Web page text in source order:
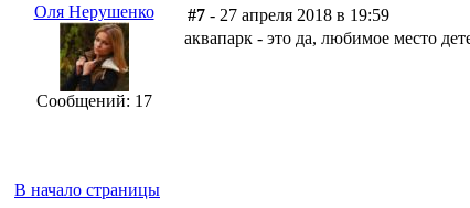
Оля Нерушенко
Сообщений: 17
#7 - 27 апреля 2018 в 19:59
аквапарк - это да, любимое место
В начало страницы